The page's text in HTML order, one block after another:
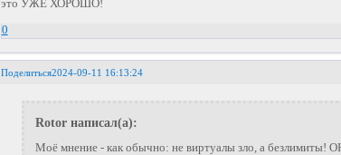
это УЖЕ ХОРОШО!
0
Поделиться2024-09-11 16:13:24
Rotor написал(а):
Моё мнение - как обычно: не виртуалы зло, а безлимиты!